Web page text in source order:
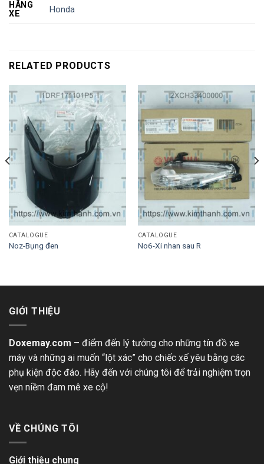
HÃNG
XE
Honda
RELATED PRODUCTS
CATALOGUE
Noz-Bụng đen
CATALOGUE
No6-Xi nhan sau R
GIỚI THIỆU
Doxemay.com – điểm đến lý tưởng cho những tín đồ xe
máy và những ai muốn “lột xác” cho chiếc xế yêu bằng các
phụ kiện độc đáo. Hãy đến với chúng tôi để trải nghiệm trọn
vẹn niềm đam mê xe cộ!
VỀ CHÚNG TÔI
Giới thiệu chung